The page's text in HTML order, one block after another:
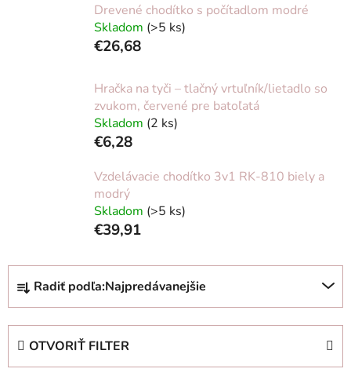
Drevené chodítko s počítadlom modré
Skladom (>5 ks)
€26,68
Hračka na tyči – tlačný vrtuľník/lietadlo so
zvukom, červené pre batoľatá
Skladom (2 ks)
€6,28
Vzdelávacie chodítko 3v1 RK-810 biely a
modrý
Skladom (>5 ks)
€39,91
R
d
Radiť podľa:Najpredávanejšie
OTVORIŤ FILTER